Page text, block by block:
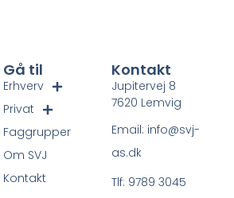
Gå til
Erhverv
Privat
Faggrupper
Om SVJ
Kontakt
Kontakt
Jupitervej 8
7620 Lemvig
Email: info@svj-
as.dk
Tlf: 9789 3045